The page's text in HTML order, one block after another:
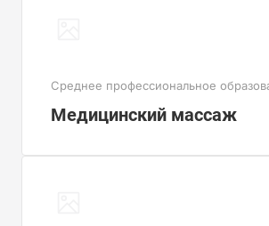
Cреднее профессиональное
Медицинский массаж